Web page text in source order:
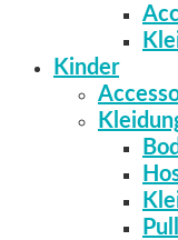
Kinder